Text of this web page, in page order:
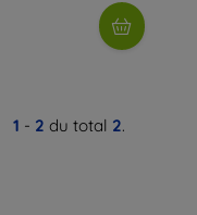
1 - 2 du total 2.